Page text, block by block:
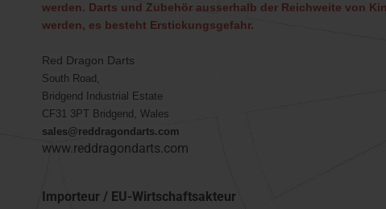
werden. Darts und Zubehör ausserhalb der Reichweite von
werden, es besteht Erstickungsgefahr.
Red Dragon Darts
South Road,
Bridgend Industrial Estate
CF31 3PT Bridgend, Wales
sales@reddragondarts.com
www.reddragondarts.com
Importeur / EU-Wirtschaftsakteur